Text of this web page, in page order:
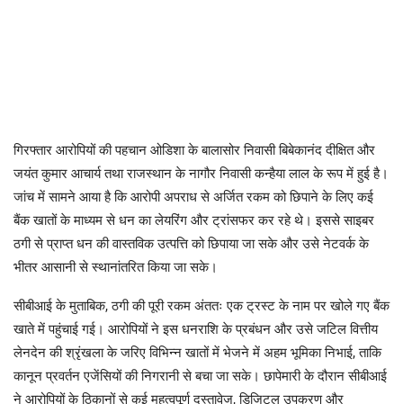
गिरफ्तार आरोपियों की पहचान ओडिशा के बालासोर निवासी बिबेकानंद दीक्षित और
जयंत कुमार आचार्य तथा राजस्थान के नागौर निवासी कन्हैया लाल के रूप में हुई है।
जांच में सामने आया है कि आरोपी अपराध से अर्जित रकम को छिपाने के लिए कई
बैंक खातों के माध्यम से धन का लेयरिंग और ट्रांसफर कर रहे थे। इससे साइबर
ठगी से प्राप्त धन की वास्तविक उत्पत्ति को छिपाया जा सके और उसे नेटवर्क के
भीतर आसानी से स्थानांतरित किया जा सके।
सीबीआई के मुताबिक, ठगी की पूरी रकम अंततः एक ट्रस्ट के नाम पर खोले गए बैंक
खाते में पहुंचाई गई। आरोपियों ने इस धनराशि के प्रबंधन और उसे जटिल वित्तीय
लेनदेन की श्रृंखला के जरिए विभिन्न खातों में भेजने में अहम भूमिका निभाई, ताकि
कानून प्रवर्तन एजेंसियों की निगरानी से बचा जा सके। छापेमारी के दौरान सीबीआई
ने आरोपियों के ठिकानों से कई महत्वपूर्ण दस्तावेज, डिजिटल उपकरण और